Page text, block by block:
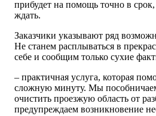
прибудет на помощь точно в
ждать.
Заказчики указывают ряд
Не станем расплываться в
себе и сообщим только сухие
– практичная услуга, которая
сложную минуту. Мы
очистить проезжую область от
предупреждаем возникновение